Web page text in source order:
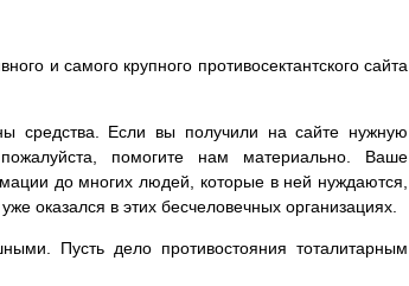
и самого крупного противосектантского сайта
средства. Если вы получили на сайте нужную
помогите нам материально. Ваше
до многих людей, которые в ней нуждаются,
оказался в этих бесчеловечных организациях.
Пусть дело противостояния тоталитарным